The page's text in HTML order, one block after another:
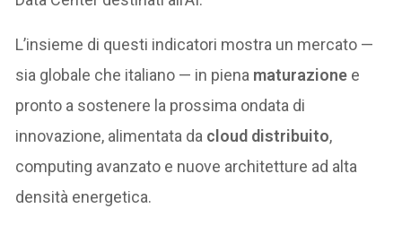
L’insieme di questi indicatori mostra un mercato —
sia globale che italiano — in piena maturazione e
pronto a sostenere la prossima ondata di
innovazione, alimentata da cloud distribuito,
computing avanzato e nuove architetture ad alta
densità energetica.